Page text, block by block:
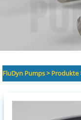
FluDyn Pumps>Produkte